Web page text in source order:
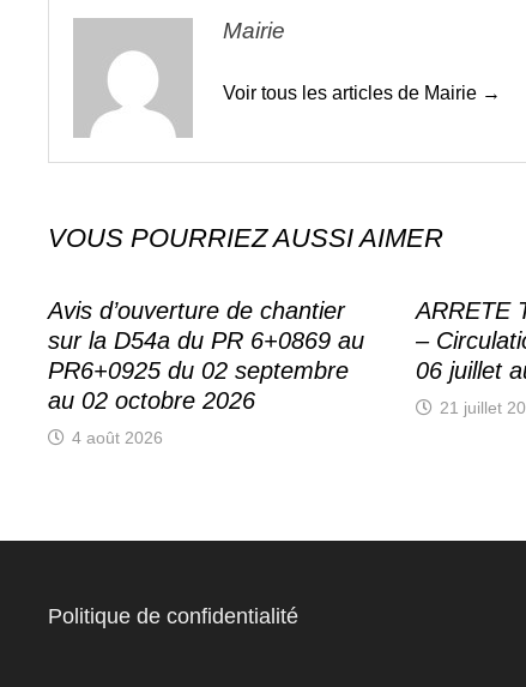
Mairie
Voir tous les articles de Mairie →
VOUS POURRIEZ AUSSI AIMER
Avis d’ouverture de chantier
sur la D54a du PR 6+0869 au
PR6+0925 du 02 septembre
au 02 octobre 2026
4 août 2026
ARRETE
–
06 juillet
21 juillet
Politique de confidentialité